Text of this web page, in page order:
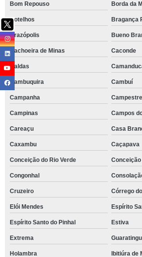
Bom Repouso Borda da
Botelhos Bragança
Brazópolis Bueno
Cachoeira de Minas Caconde
Caldas
Cambuquira Cambuí
Campanha Campestre
Campinas Campos
Careaçu Casa
Caxambu Caçapava
Conceição do Rio Verde
Congonhal
Cruzeiro Córrego
Elói Mendes Espírito
Espírito Santo do Pinhal Estiva
Extrema
Holambra Ibitiúra de